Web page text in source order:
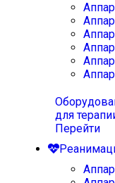
для
Перейти